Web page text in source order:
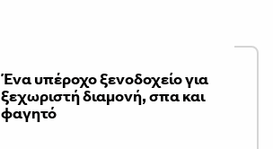
Ένα υπέροχο ξενοδοχείο για
ξεχωριστή διαμονή, σπα και
φαγητό